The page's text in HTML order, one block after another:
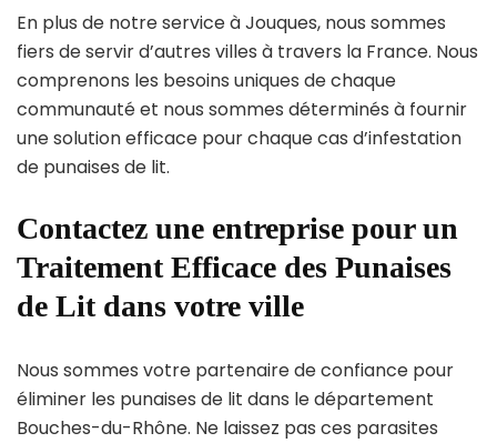
En plus de notre service à Jouques, nous sommes
fiers de servir d’autres villes à travers la France. Nous
comprenons les besoins uniques de chaque
communauté et nous sommes déterminés à fournir
une solution efficace pour chaque cas d’infestation
de punaises de lit.
Contactez une entreprise pour un
Traitement Efficace des Punaises
de Lit dans votre ville
Nous sommes votre partenaire de confiance pour
éliminer les punaises de lit dans le département
Bouches-du-Rhône. Ne laissez pas ces parasites